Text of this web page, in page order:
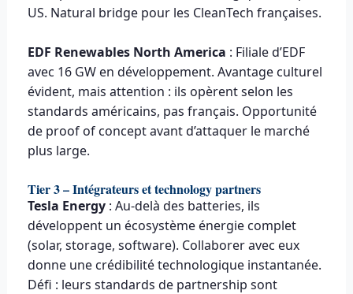
US. Natural bridge pour les CleanTech françaises.
EDF Renewables North America : Filiale d’EDF
avec 16 GW en développement. Avantage culturel
évident, mais attention : ils opèrent selon les
standards américains, pas français. Opportunité
de proof of concept avant d’attaquer le marché
plus large.
Tier 3 – Intégrateurs et technology partners
Tesla Energy: Au-delà des batteries, ils
développent un écosystème énergie complet
(solar, storage, software). Collaborer avec eux
donne une crédibilité technologique instantanée.
Défi : leurs standards de partnership sont